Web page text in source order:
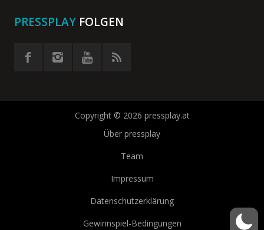
PRESSPLAY FOLGEN
Copyright © 2026 pressplay.at
Über pressplay
Team
Impressum
Datenschutzerklärung
Gewinnspiel-Bedingungen